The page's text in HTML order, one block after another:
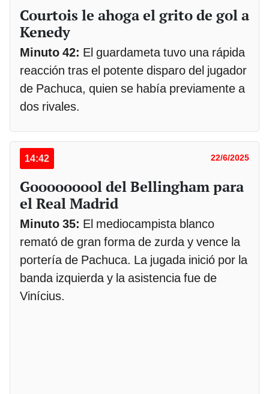
Courtois le ahoga el grito de gol a
Kenedy
Minuto 42: El guardameta tuvo una rápida
reacción tras el potente disparo del jugador
de Pachuca, quien se había previamente a
dos rivales.
14:42 22/6/2025
Gooooooool del Bellingham para
el Real Madrid
Minuto 35: El mediocampista blanco
remató de gran forma de zurda y vence la
portería de Pachuca. La jugada inició por la
banda izquierda y la asistencia fue de
Vinícius.